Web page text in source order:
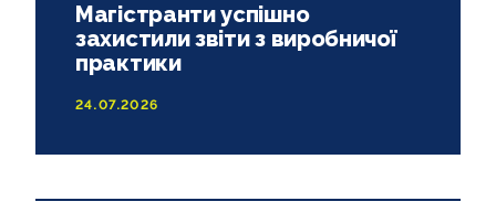
Магістранти успішно
захистили звіти з виробничої
практики
24.07.2026